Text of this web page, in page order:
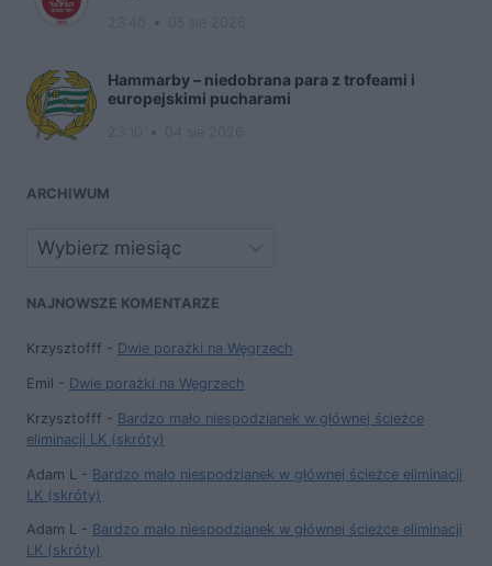
Hammarby – niedobrana para z trofeami i
europejskimi pucharami
ARCHIWUM
Archiwa
NAJNOWSZE KOMENTARZE
Krzysztofff - Dwie porażki na Węgrzech
Emil - Dwie porażki na Węgrzech
Krzysztofff - Bardzo mało niespodzianek w głównej ścieżce
eliminacji LK (skróty)
Adam L - Bardzo mało niespodzianek w głównej ścieżce eliminacji
LK (skróty)
Adam L - Bardzo mało niespodzianek w głównej ścieżce eliminacji
LK (skróty)